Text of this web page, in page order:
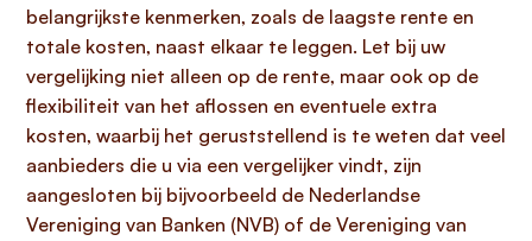
belangrijkste kenmerken, zoals de laagste rente en
totale kosten, naast elkaar te leggen. Let bij uw
vergelijking niet alleen op de rente, maar ook op de
flexibiliteit van het aflossen en eventuele extra
kosten, waarbij het geruststellend is te weten dat veel
aanbieders die u via een vergelijker vindt, zijn
aangesloten bij bijvoorbeeld de Nederlandse
Vereniging van Banken (NVB) of de Vereniging van